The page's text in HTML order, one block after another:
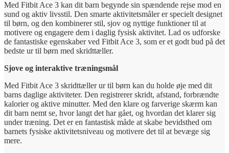
Med Fitbit Ace 3 kan dit barn begynde sin spændende rejse mod en
sund og aktiv livsstil. Den smarte aktivitetsmåler er specielt designet
til børn, og den kombinerer stil, sjov og nyttige funktioner til at
motivere og engagere dem i daglig fysisk aktivitet. Lad os udforske
de fantastiske egenskaber ved Fitbit Ace 3, som er et godt bud på det
bedste ur til børn med skridttæller.
Sjove og interaktive træningsmål
Med Fitbit Ace 3 skridttæller ur til børn kan du holde øje med dit
barns daglige aktiviteter. Den registrerer skridt, afstand, forbrændte
kalorier og aktive minutter. Med den klare og farverige skærm kan
dit barn nemt se, hvor langt det har gået, og hvordan det klarer sig
under træning. Det er en fantastisk måde at skabe bevidsthed om
barnets fysiske aktivitetsniveau og motivere det til at bevæge sig
mere.